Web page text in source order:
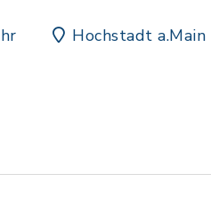
Hochstadt a.Main